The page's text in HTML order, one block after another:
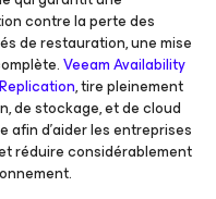
contre la perte des
de restauration, une mise
Veeam Availability
, tire pleinement
de stockage, et de cloud
d’aider les entreprises
réduire considérablement